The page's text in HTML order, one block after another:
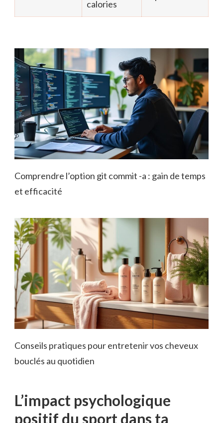
calories
Comprendre l’option git commit -a : gain de temps
et efficacité
Conseils pratiques pour entretenir vos cheveux
bouclés au quotidien
L’impact psychologique
positif du sport dans ta